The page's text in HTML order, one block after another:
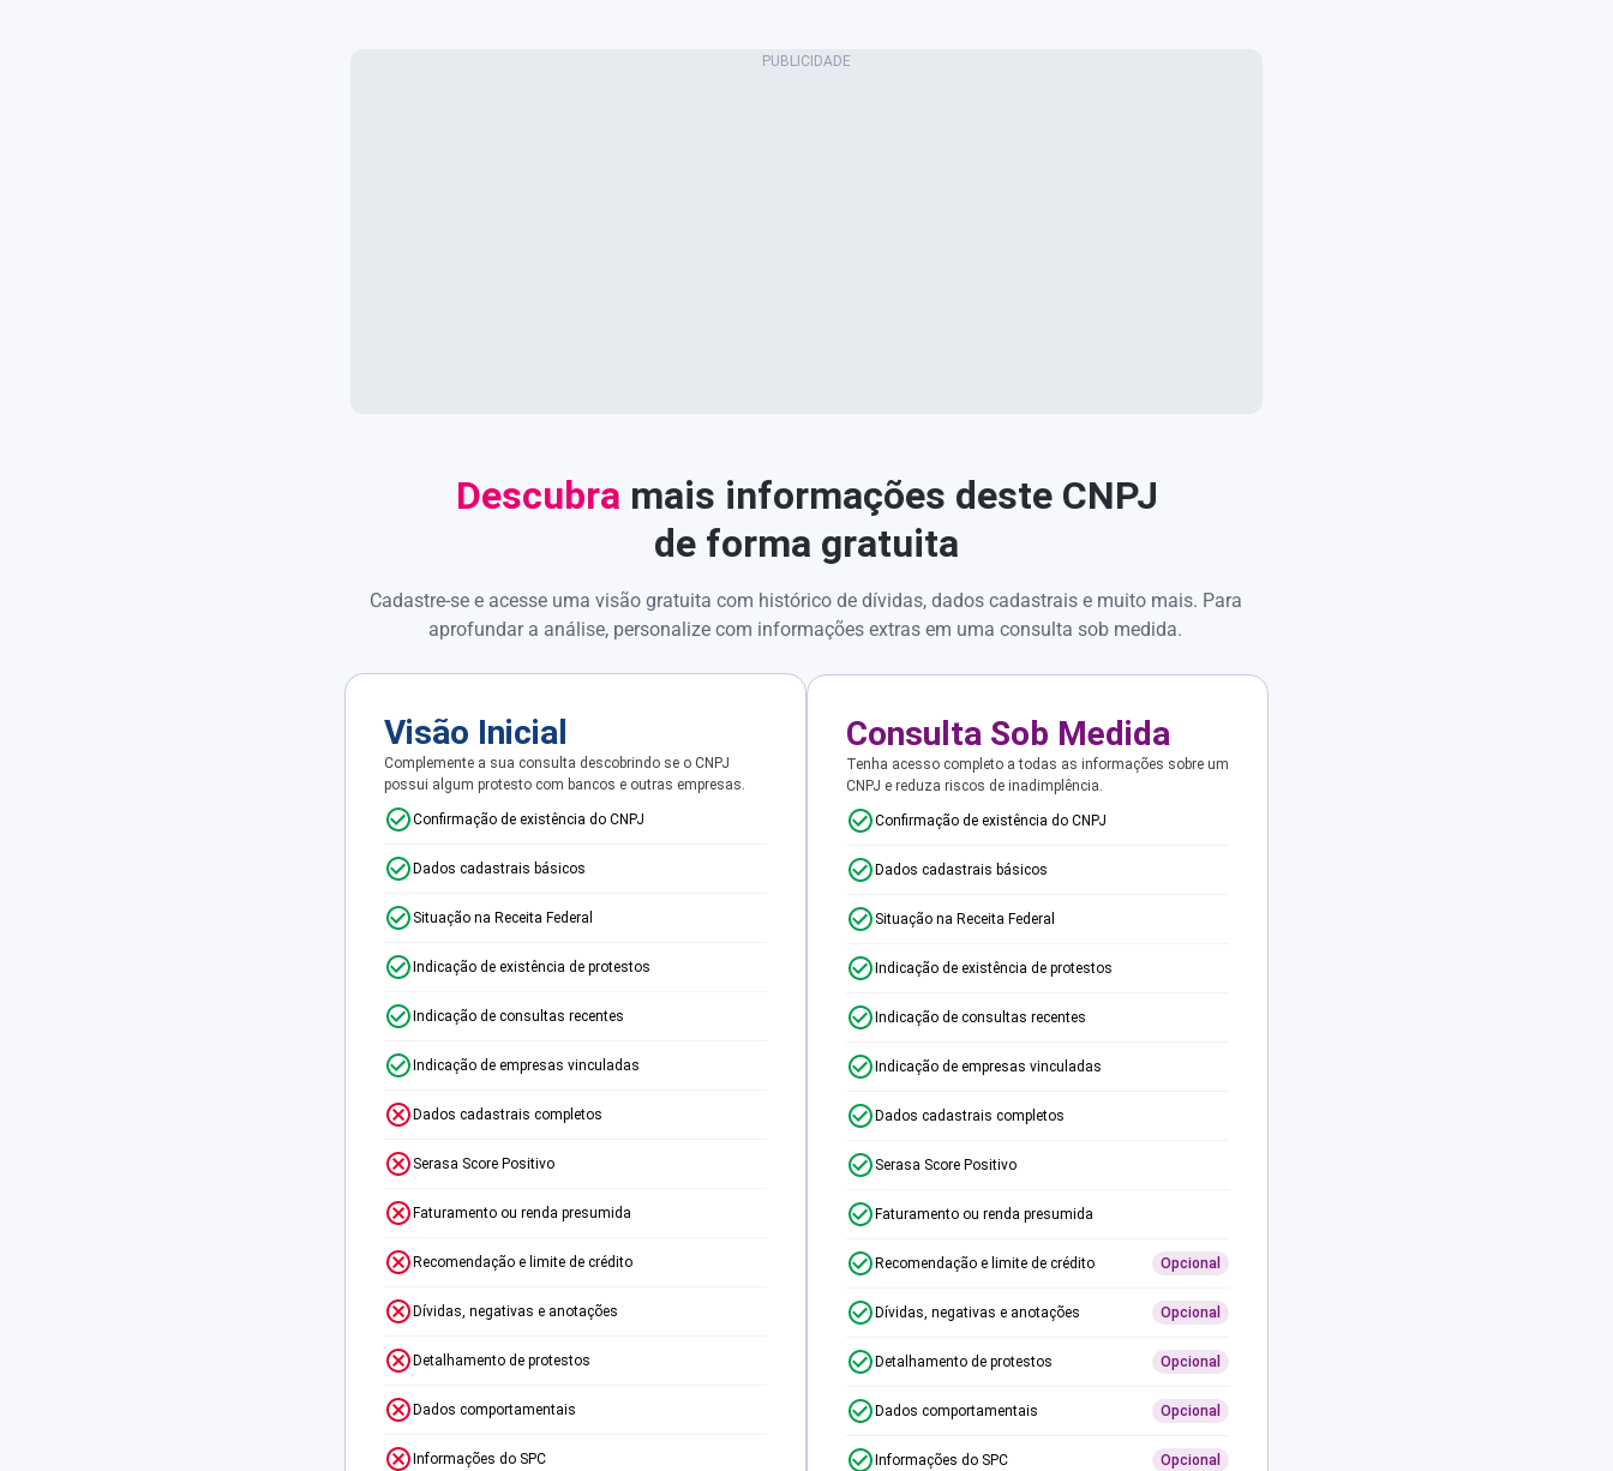
Descubra mais informações deste CNPJ
de forma gratuita
Cadastre-se e acesse uma visão gratuita com histórico de dívidas, dados cadastrais e muito mais. Para
aprofundar a análise, personalize com informações extras em uma consulta sob medida.
Visão Inicial
Complemente a sua consulta descobrindo se o CNPJ
possui algum protesto com bancos e outras empresas.
Confirmação de existência do CNPJ
Dados cadastrais básicos
Situação na Receita Federal
Indicação de existência de protestos
Indicação de consultas recentes
Indicação de empresas vinculadas
Dados cadastrais completos
Serasa Score Positivo
Faturamento ou renda presumida
Recomendação e limite de crédito
Dívidas, negativas e anotações
Detalhamento de protestos
Dados comportamentais
Informações do SPC
Consulta Sob Medida
Tenha acesso completo a todas as informações sobre um
CNPJ e reduza riscos de inadimplência.
Confirmação de existência do CNPJ
Dados cadastrais básicos
Situação na Receita Federal
Indicação de existência de protestos
Indicação de consultas recentes
Indicação de empresas vinculadas
Dados cadastrais completos
Serasa Score Positivo
Faturamento ou renda presumida
Recomendação e limite de crédito Opcional
Dívidas, negativas e anotações Opcional
Detalhamento de protestos Opcional
Dados comportamentais Opcional
Informações do SPC Opcional